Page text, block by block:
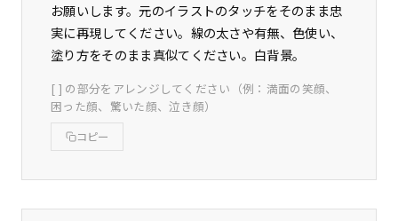
お願いします。元のイラストのタッチをそのまま忠
実に再現してください。線の太さや有無、色使い、
塗り方をそのまま真似てください。白背景。
[ ] の部分をアレンジしてください（例：満面の笑顔、
困った顔、驚いた顔、泣き顔）
コピー